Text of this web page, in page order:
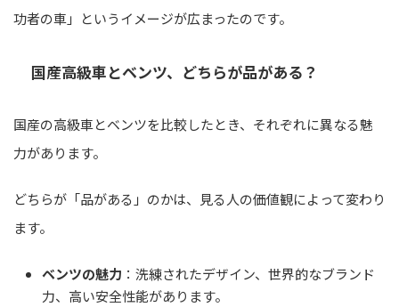
功者の車」というイメージが広まったのです。
国産高級車とベンツ、どちらが品がある？
国産の高級車とベンツを比較したとき、それぞれに異なる魅
力があります。
どちらが「品がある」のかは、見る人の価値観によって変わり
ます。
ベンツの魅力 ：洗練されたデザイン、世界的なブランド
力、高い安全性能があります。